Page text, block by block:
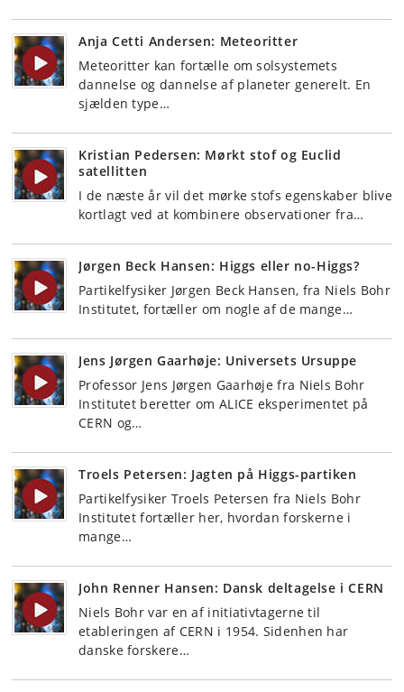
Anja Cetti Andersen: Meteoritter
Meteoritter kan fortælle om solsystemets
dannelse og dannelse af planeter generelt. En
sjælden type…
Kristian Pedersen: Mørkt stof og Euclid
satellitten
I de næste år vil det mørke stofs egenskaber blive
kortlagt ved at kombinere observationer fra…
Jørgen Beck Hansen: Higgs eller no-Higgs?
Partikelfysiker Jørgen Beck Hansen, fra Niels Bohr
Institutet, fortæller om nogle af de mange…
Jens Jørgen Gaarhøje: Universets Ursuppe
Professor Jens Jørgen Gaarhøje fra Niels Bohr
Institutet beretter om ALICE eksperimentet på
CERN og…
Troels Petersen: Jagten på Higgs-partiken
Partikelfysiker Troels Petersen fra Niels Bohr
Institutet fortæller her, hvordan forskerne i
mange…
John Renner Hansen: Dansk deltagelse i CERN
Niels Bohr var en af initiativtagerne til
etableringen af CERN i 1954. Sidenhen har
danske forskere…